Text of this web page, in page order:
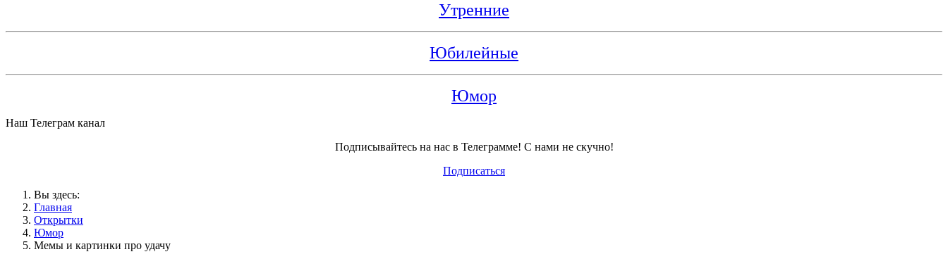
Утренние
Юбилейные
Юмор
Наш Телеграм канал
Подписывайтесь на нас в Телеграмме! С нами не скучно!
Подписаться
Вы здесь:
Главная
Открытки
Юмор
Мемы и картинки про удачу